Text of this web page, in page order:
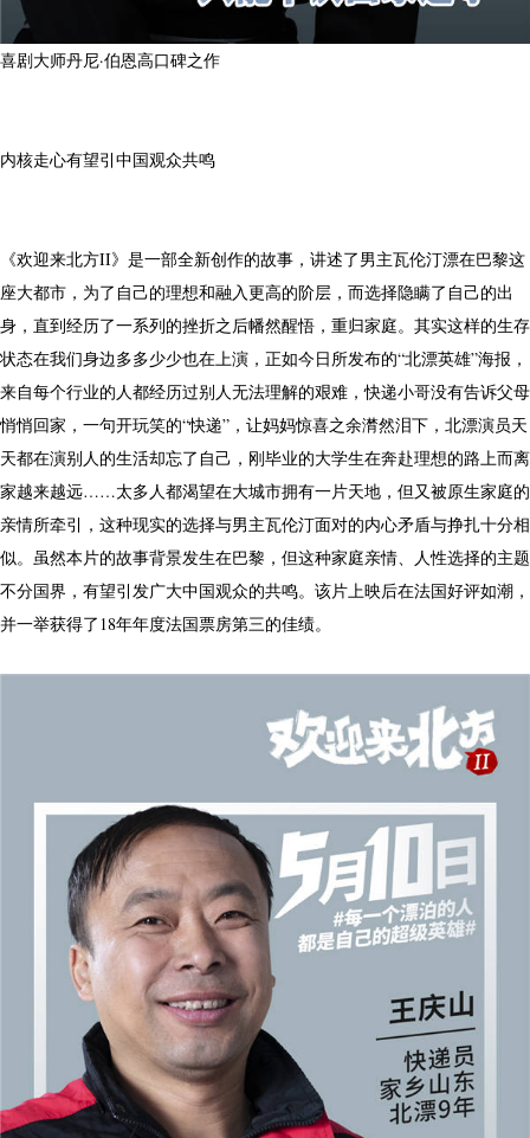
喜剧大师丹尼·伯恩高口碑之作
内核走心有望引中国观众共鸣
《欢迎来北方II》是一部全新创作的故事，讲述了男主瓦伦汀漂在巴黎这
座大都市，为了自己的理想和融入更高的阶层，而选择隐瞒了自己的出
身，直到经历了一系列的挫折之后幡然醒悟，重归家庭。其实这样的生存
状态在我们身边多多少少也在上演，正如今日所发布的“北漂英雄”海报，
来自每个行业的人都经历过别人无法理解的艰难，快递小哥没有告诉父母
悄悄回家，一句开玩笑的“快递”，让妈妈惊喜之余潸然泪下，北漂演员天
天都在演别人的生活却忘了自己，刚毕业的大学生在奔赴理想的路上而离
家越来越远……太多人都渴望在大城市拥有一片天地，但又被原生家庭的
亲情所牵引，这种现实的选择与男主瓦伦汀面对的内心矛盾与挣扎十分相
似。虽然本片的故事背景发生在巴黎，但这种家庭亲情、人性选择的主题
不分国界，有望引发广大中国观众的共鸣。该片上映后在法国好评如潮，
并一举获得了18年年度法国票房第三的佳绩。